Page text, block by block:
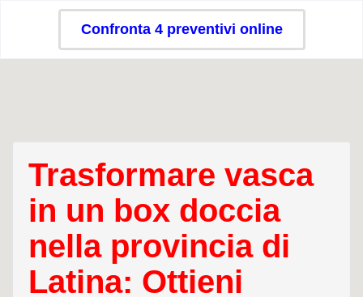
Confronta 4 preventivi online
Trasformare vasca
in un box doccia
nella provincia di
Latina: Ottieni